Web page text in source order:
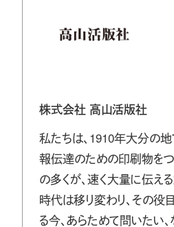
株式会社 高山活版社
私たちは、1910年大分の
報伝達のための印刷物をつ
の多くが、速く大量に伝え
時代は移り変わり、その役
る今、あらためて問いたい